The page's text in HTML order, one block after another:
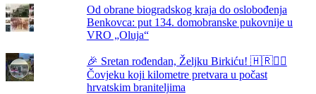
Od obrane biogradskog kraja do oslobođenja
Benkovca: put 134. domobranske pukovnije u
VRO „Oluja“
🎉 Sretan rođendan, Željku Birkiću! 🇭🇷🏃‍♂️
Čovjeku koji kilometre pretvara u počast
hrvatskim braniteljima